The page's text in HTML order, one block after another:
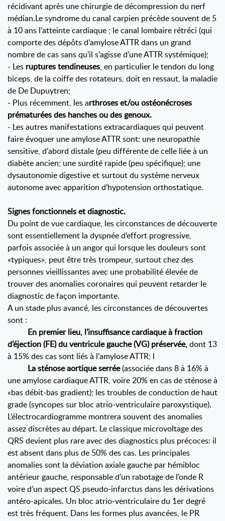
récidivant après une chirurgie de décompression du nerf
médian.Le syndrome du canal carpien précède souvent de 5
à 10 ans l’atteinte cardiaque ; le canal lombaire rétréci (qui
comporte des dépôts d’amylose ATTR dans un grand
nombre de cas sans qu’il s’agisse d’une ATTR systémique);
- Les ruptures tendineuses, en particulier le tendon du long
biceps, de la coiffe des rotateurs, doit en ressaut, la maladie
de De Dupuytren;
- Plus récemment, les arthroses et/ou ostéonécroses
prématurées des hanches ou des genoux.
- Les autres manifestations extracardiaques qui peuvent
faire évoquer une amylose ATTR sont: une neuropathie
sensitive, d’abord distale (peu différente de celle liée à un
diabète ancien; une surdité rapide (peu spécifique); une
dysautonomie digestive et surtout du système nerveux
autonome avec apparition d’hypotension orthostatique.
Signes fonctionnels et diagnostic.
Du point de vue cardiaque, les circonstances de découverte
sont essentiellement la dyspnée d’effort progressive,
parfois associée à un angor qui lorsque les douleurs sont
«typiques», peut être très trompeur, surtout chez des
personnes vieillissantes avec une probabilité élevée de
trouver des anomalies coronaires qui peuvent retarder le
diagnostic de façon importante.
A un stade plus avancé, les circonstances de découvertes
sont :
En premier lieu, l’insuffisance cardiaque à fraction
d’éjection (FE) du ventricule gauche (VG) préservée,dont 13
à 15% des cas sont liés à l’amylose ATTR; l
La sténose aortique serrée(associée dans 8 à 16% à
une amylose cardiaque ATTR, voire 20% en cas de sténose à
«bas débit-bas gradient); les troubles de conduction de haut
grade (syncopes sur bloc atrio-ventriculaire paroxystique).
L’électrocardiogramme montrera souvent des anomalies
assez discrètes au départ. Le classique microvoltage des
QRS devient plus rare avec des diagnostics plus précoces: il
est absent dans plus de 50% des cas. Les principales
anomalies sont la déviation axiale gauche par hémibloc
antérieur gauche, responsable d’un rabotage de l’onde R
voire d’un aspect QS pseudo-infarctus dans les dérivations
antéro-apicales. Un bloc atrio-ventriculaire du 1er degré
est très fréquent. Dans les formes plus avancées, le PR